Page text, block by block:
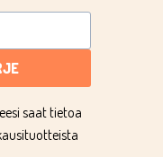
saat tietoa